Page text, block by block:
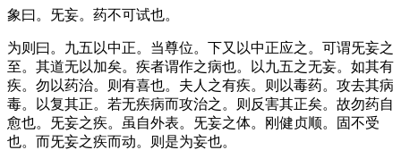
象曰。旡妄。药不可试也。
为则曰。九五以中正。当尊位。下又以中正应之。可谓旡妄之
至。其道无以加矣。疾者谓作之病也。以九五之无妄。如其有
疾。勿以药治。则有喜也。夫人之有疾。则以毒药。攻去其病
毒。以复其正。若无疾病而攻治之。则反害其正矣。故勿药自
愈也。旡妄之疾。虽自外表。旡妄之体。刚健贞顺。固不受
也。而旡妄之疾而动。则是为妄也。